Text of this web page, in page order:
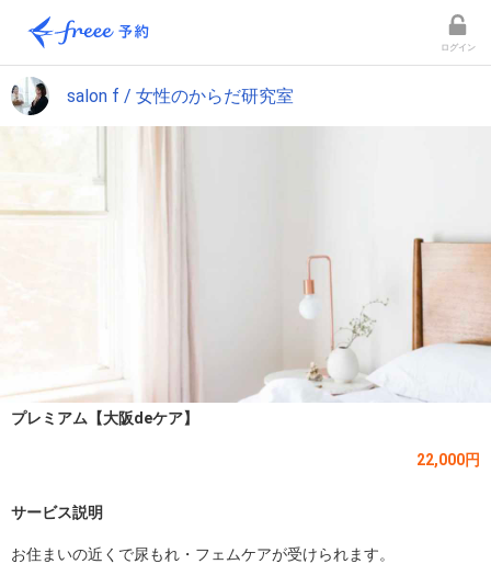
ログイン
salon f / 女性のからだ研究室
プレミアム【大阪deケア】
22,000円
サービス説明
お住まいの近くで尿もれ・フェムケアが受けられます。